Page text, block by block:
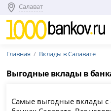
Салават
Главная Вклады в Салавате
Выгодные вклады в
Самые выгодные вклады